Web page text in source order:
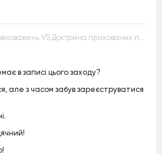
Доктрина виключних повноважень VS Доктрина прихованих повноважень
в записі цього заходу?
але з часом забув зареєструватися